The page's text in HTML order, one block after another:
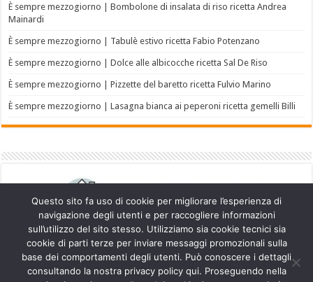
È sempre mezzogiorno | Bombolone di insalata di riso ricetta Andrea
Mainardi
È sempre mezzogiorno | Tabulè estivo ricetta Fabio Potenzano
È sempre mezzogiorno | Dolce alle albicocche ricetta Sal De Riso
È sempre mezzogiorno | Pizzette del baretto ricetta Fulvio Marino
È sempre mezzogiorno | Lasagna bianca ai peperoni ricetta gemelli Billi
Questo sito fa uso di cookie per migliorare l’esperienza di
navigazione degli utenti e per raccogliere informazioni
sull’utilizzo del sito stesso. Utilizziamo sia cookie tecnici sia
cookie di parti terze per inviare messaggi promozionali sulla
base dei comportamenti degli utenti. Può conoscere i dettagli
consultando la nostra privacy policy qui. Proseguendo nella